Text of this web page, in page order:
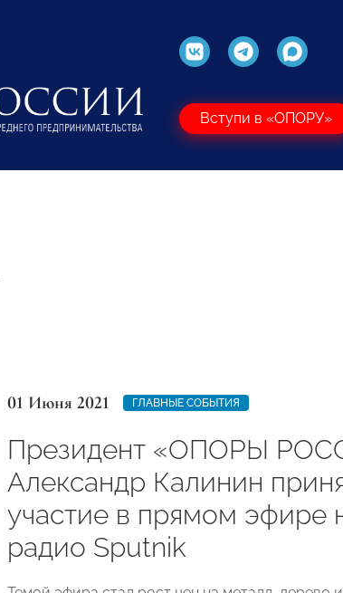
Вступи в «ОПОРУ»
01 Июня 2021 ГЛАВНЫЕ СОБЫТИЯ
Президент «ОПОРЫ
Александр Калинин
участие в прямом эфире
радио Sputnik